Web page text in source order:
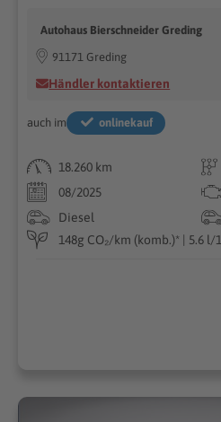
Autohaus Bierschneider Greding
91171 Greding
Händler kontaktieren
auch im onlinekauf
18.260 km
08/2025
Diesel
148g CO₂/km (komb.)* | 5.6 l/